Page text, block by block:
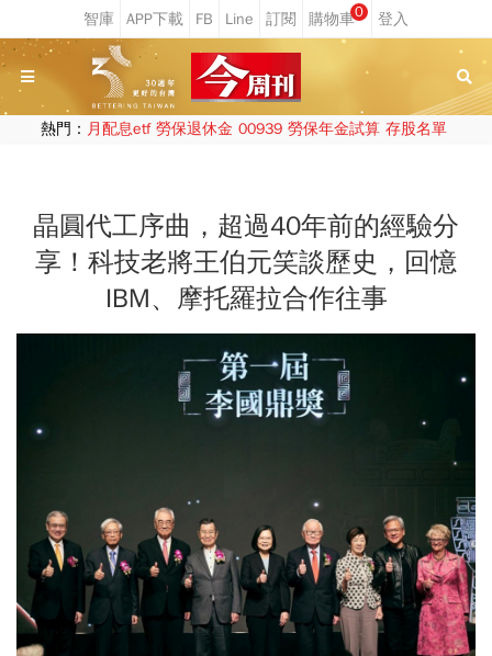
0
熱門： 月配息etf 勞保退休金 00939 勞保年金試算 存股名單
晶圓代工序曲，超過40年前的經驗分
享！科技老將王伯元笑談歷史，回憶
IBM、摩托羅拉合作往事